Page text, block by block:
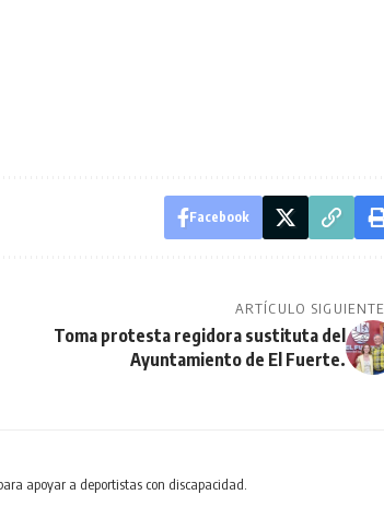
Facebook
ARTÍCULO SIGUIENTE
Toma protesta regidora sustituta del
Ayuntamiento de El Fuerte.
apoyar a deportistas con discapacidad.